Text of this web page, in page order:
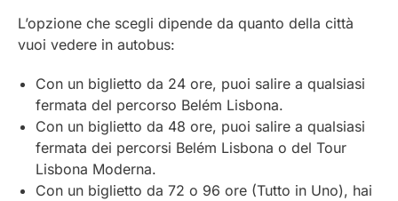
L’opzione che scegli dipende da quanto della città
vuoi vedere in autobus:
Con un biglietto da 24 ore, puoi salire a qualsiasi
fermata del percorso Belém Lisbona.
Con un biglietto da 48 ore, puoi salire a qualsiasi
fermata dei percorsi Belém Lisbona o del Tour
Lisbona Moderna.
Con un biglietto da 72 o 96 ore (Tutto in Uno), hai